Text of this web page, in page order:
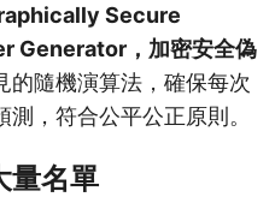
Secure
Generator，加密安全偽
的隨機演算法，確保每次
，符合公平公正原則。
量名單